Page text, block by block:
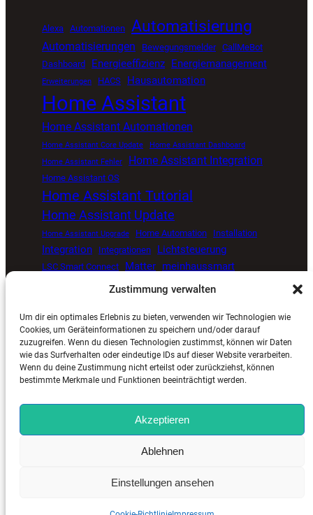
Zustimmung verwalten
Um dir ein optimales Erlebnis zu bieten, verwenden wir Technologien wie
Cookies, um Geräteinformationen zu speichern und/oder darauf
zuzugreifen. Wenn du diesen Technologien zustimmst, können wir Daten
wie das Surfverhalten oder eindeutige IDs auf dieser Website verarbeiten.
Wenn du deine Zustimmung nicht erteilst oder zurückziehst, können
bestimmte Merkmale und Funktionen beeinträchtigt werden.
Akzeptieren
Ablehnen
Einstellungen ansehen
Alexa Automationen Automatisierung
Automatisierungen Bewegungsmelder CallMeBot
Dashboard
Energieeffizienz Energiemanagement
Erweiterungen HACS Hausautomation
Home Assistant
Home Assistant Automationen
Home Assistant Core Update
Home Assistant Dashboard
Home Assistant Fehler
Home Assistant Integration
Home Assistant OS
Home Assistant Tutorial
Home Assistant Update
Home Assistant Upgrade Home Automation Installation
Integration Integrationen Lichtsteuerung
LSC Smart Connect Matter meinhaussmart
open source smart home Proxmox
Smart Home Automatisierung Smart Home Blog
Smart Home Update Sprachsteuerung Timer
Tuya ViCare Viessmann Wetterdaten Zigbee
2025. Alle Rechte vorbehalten. |